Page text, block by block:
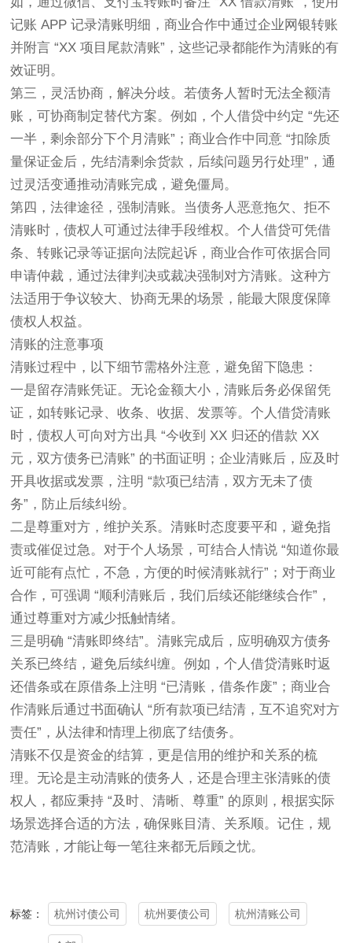
记账 APP 记录清账明细，商业合作中通过企业网银转账
并附言 “XX 项目尾款清账”，这些记录都能作为清账的有
效证明。
第三，灵活协商，解决分歧。若债务人暂时无法全额清
账，可协商制定替代方案。例如，个人借贷中约定 “先还
一半，剩余部分下个月清账”；商业合作中同意 “扣除质
量保证金后，先结清剩余货款，后续问题另行处理”，通
过灵活变通推动清账完成，避免僵局。
第四，法律途径，强制清账。当债务人恶意拖欠、拒不
清账时，债权人可通过法律手段维权。个人借贷可凭借
条、转账记录等证据向法院起诉，商业合作可依据合同
申请仲裁，通过法律判决或裁决强制对方清账。这种方
法适用于争议较大、协商无果的场景，能最大限度保障
债权人权益。
清账的注意事项
清账过程中，以下细节需格外注意，避免留下隐患：
一是留存清账凭证。无论金额大小，清账后务必保留凭
证，如转账记录、收条、收据、发票等。个人借贷清账
时，债权人可向对方出具 “今收到 XX 归还的借款 XX
元，双方债务已清账” 的书面证明；企业清账后，应及时
开具收据或发票，注明 “款项已结清，双方无未了债
务”，防止后续纠纷。
二是尊重对方，维护关系。清账时态度要平和，避免指
责或催促过急。对于个人场景，可结合人情说 “知道你最
近可能有点忙，不急，方便的时候清账就行”；对于商业
合作，可强调 “顺利清账后，我们后续还能继续合作”，
通过尊重对方减少抵触情绪。
三是明确 “清账即终结”。清账完成后，应明确双方债务
关系已终结，避免后续纠缠。例如，个人借贷清账时返
还借条或在原借条上注明 “已清账，借条作废”；商业合
作清账后通过书面确认 “所有款项已结清，互不追究对方
责任”，从法律和情理上彻底了结债务。
清账不仅是资金的结算，更是信用的维护和关系的梳
理。无论是主动清账的债务人，还是合理主张清账的债
权人，都应秉持 “及时、清晰、尊重” 的原则，根据实际
场景选择合适的方法，确保账目清、关系顺。记住，规
范清账，才能让每一笔往来都无后顾之忧。
标签： 杭州讨债公司 杭州要债公司 杭州清账公司